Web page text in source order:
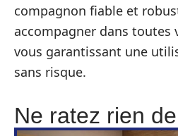
compagnon fiable et
accompagner dans toutes
vous garantissant une
sans risque.
Ne ratez rien